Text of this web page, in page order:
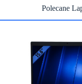
Polecane